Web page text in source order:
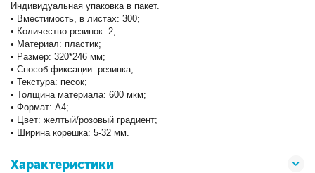
Индивидуальная упаковка в пакет.
• Вместимость, в листах: 300;
• Количество резинок: 2;
• Материал: пластик;
• Размер: 320*246 мм;
• Способ фиксации: резинка;
• Текстура: песок;
• Толщина материала: 600 мкм;
• Формат: А4;
• Цвет: желтый/розовый градиент;
• Ширина корешка: 5-32 мм.
Характеристики